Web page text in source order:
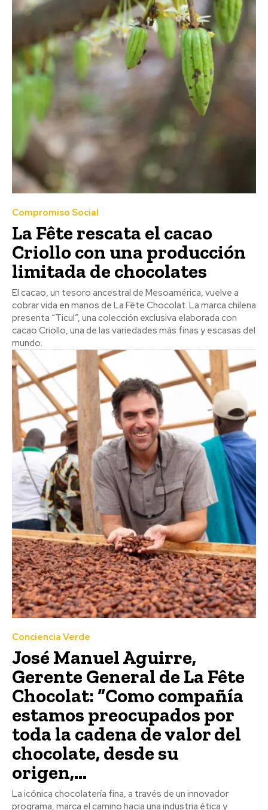
Compromiso Social
La Fête rescata el cacao
Criollo con una producción
limitada de chocolates
El cacao, un tesoro ancestral de Mesoamérica, vuelve a
cobrar vida en manos de La Fête Chocolat. La marca chilena
presenta “Ticul”, una colección exclusiva elaborada con
cacao Criollo, una de las variedades más finas y escasas del
mundo.
Conciencia Verde
José Manuel Aguirre,
Gerente General de La Fête
Chocolat: “Como compañía
estamos preocupados por
toda la cadena de valor del
chocolate, desde su
origen,...
La icónica chocolatería fina, a través de un innovador
programa, marca el camino hacia una industria ética y